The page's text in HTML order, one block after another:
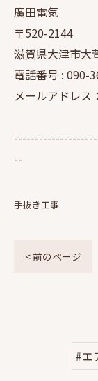
廣田電気
〒520-2144
滋賀県大津市大
電話番号 : 090-
メールアドレス：
--
手抜き工事
< 前のページ
#エ